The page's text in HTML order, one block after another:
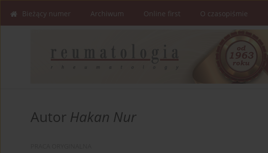
Bieżący numer Archiwum Online first O czasopiśmie
Autor Hakan Nur